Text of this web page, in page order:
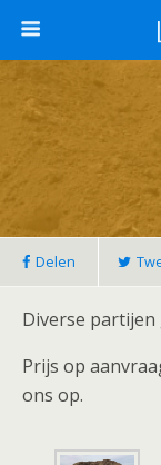
Delen
Diverse partijen
Prijs op
ons op.